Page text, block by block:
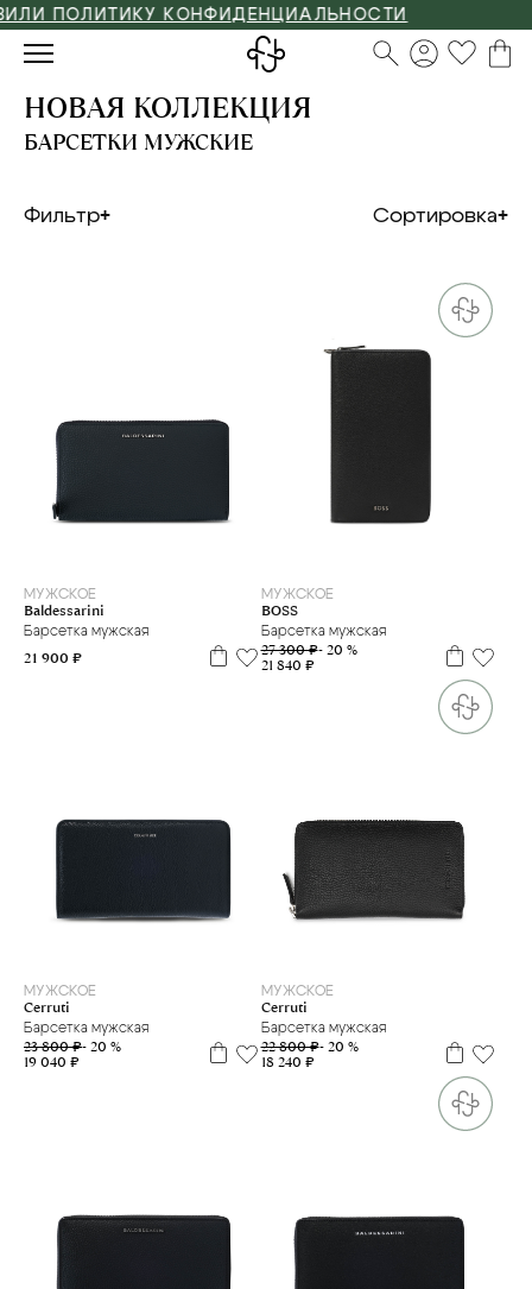
КОНФИДЕНЦИАЛЬНОСТИ
НОВАЯ КОЛЛЕКЦИЯ
БАРСЕТКИ МУЖСКИЕ
Фильтр Сортировка
МУЖСКОЕ
Baldessarini
Барсетка мужская
21 900 ₽
МУЖСКОЕ
BOSS
Барсетка мужская
27 300 ₽- 20 %
21 840 ₽
МУЖСКОЕ
Cerruti
Барсетка мужская
23 800 ₽- 20 %
19 040 ₽
МУЖСКОЕ
Cerruti
Барсетка мужская
22 800 ₽- 20 %
18 240 ₽